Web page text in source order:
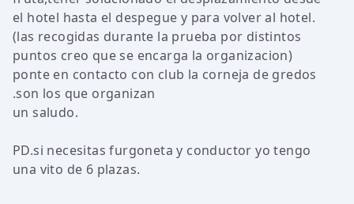
el hotel hasta el despegue y para volver al hotel.
(las recogidas durante la prueba por distintos
puntos creo que se encarga la organizacion)
ponte en contacto con club la corneja de gredos
.son los que organizan
un saludo.
PD.si necesitas furgoneta y conductor yo tengo
una vito de 6 plazas.